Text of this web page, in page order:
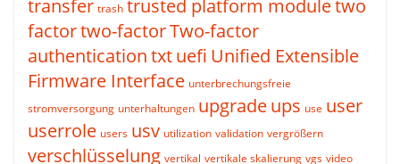
transfer trash trusted platform moduletwo
factortwo-factorTwo-factor
authenticationtxtuefi Unified Extensible
Firmware Interface unterbrechungsfreie
stromversorgung unterhaltungen upgradeups use user
userrole users usv utilization validation vergrößern
verschlüsselung vertikal vertikale skalierung vgs video